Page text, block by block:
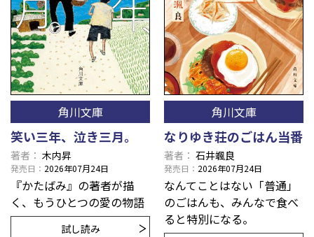
角川文庫
笑い三年、泣き三月。
著者 木内昇
発売日 2026年07月24日
『かたばみ』の著者が描
く、もうひとつの愛の物語
試し読み
角川文庫
なりゆき荘のごはん当番
著者 石井颯良
発売日 2026年07月24日
なんてことはない「普通」
のごはんも、みんなで食べ
ると特別になる。